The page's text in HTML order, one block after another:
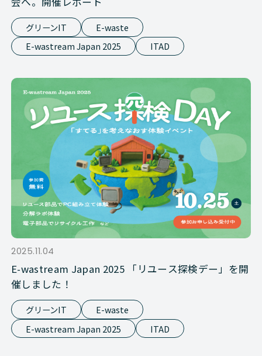
グリーンIT
E-waste
E-wastream Japan 2025
ITAD
2025.11.04
E-wastream Japan 2025 「リユース探検デー」を開
催しました！
グリーンIT
E-waste
E-wastream Japan 2025
ITAD